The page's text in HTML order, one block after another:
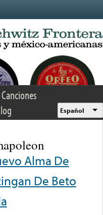
Canciones
Español
Alma De
De Beto